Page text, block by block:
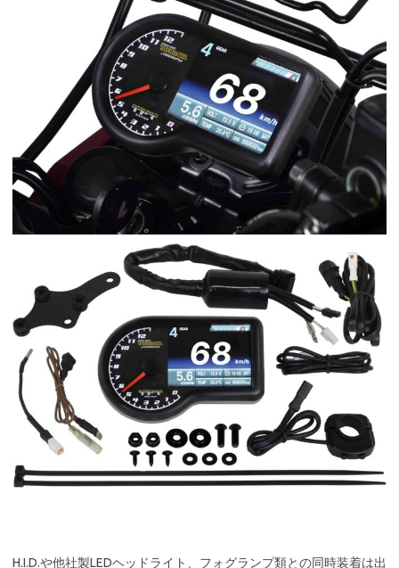
H.I.D.や他社製LEDヘッドライト、フォグランプ類との同時装着は出